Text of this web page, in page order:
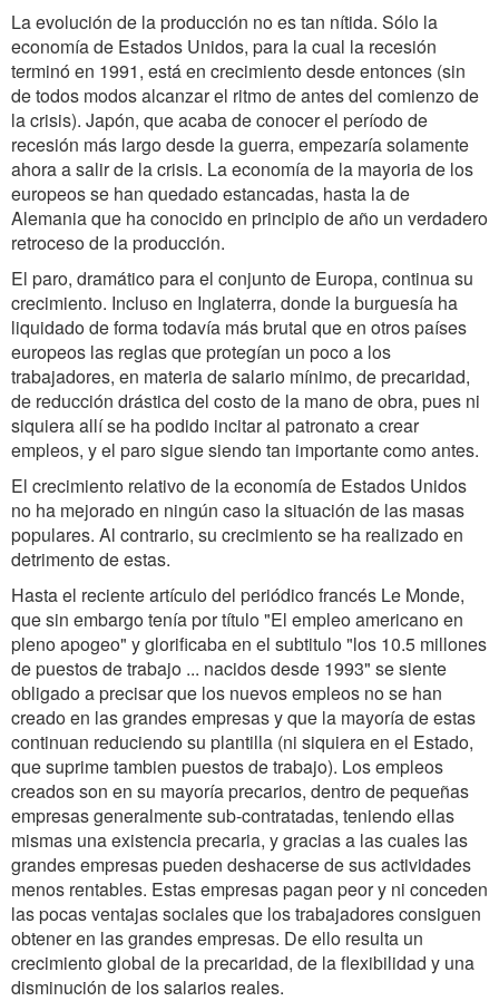
La evolución de la producción no es tan nítida. Sólo la
economía de Estados Unidos, para la cual la recesión
terminó en 1991, está en crecimiento desde entonces (sin
de todos modos alcanzar el ritmo de antes del comienzo de
la crisis). Japón, que acaba de conocer el período de
recesión más largo desde la guerra, empezaría solamente
ahora a salir de la crisis. La economía de la mayoria de los
europeos se han quedado estancadas, hasta la de
Alemania que ha conocido en principio de año un verdadero
retroceso de la producción.
El paro, dramático para el conjunto de Europa, continua su
crecimiento. Incluso en Inglaterra, donde la burguesía ha
liquidado de forma todavía más brutal que en otros países
europeos las reglas que protegían un poco a los
trabajadores, en materia de salario mínimo, de precaridad,
de reducción drástica del costo de la mano de obra, pues ni
siquiera allí se ha podido incitar al patronato a crear
empleos, y el paro sigue siendo tan importante como antes.
El crecimiento relativo de la economía de Estados Unidos
no ha mejorado en ningún caso la situación de las masas
populares. Al contrario, su crecimiento se ha realizado en
detrimento de estas.
Hasta el reciente artículo del periódico francés Le Monde,
que sin embargo tenía por título"El empleo americano en
pleno apogeo" y glorificaba en el subtitulo "los 10.5 millones
de puestos de trabajo ... nacidos desde 1993" se siente
obligado a precisar que los nuevos empleos no se han
creado en las grandes empresas y que la mayoría de estas
continuan reduciendo su plantilla (ni siquiera en el Estado,
que suprime tambien puestos de trabajo). Los empleos
creados son en su mayoría precarios, dentro de pequeñas
empresas generalmente sub-contratadas, teniendo ellas
mismas una existencia precaria, y gracias a las cuales las
grandes empresas pueden deshacerse de sus actividades
menos rentables. Estas empresas pagan peor y ni conceden
las pocas ventajas sociales que los trabajadores consiguen
obtener en las grandes empresas. De ello resulta un
crecimiento global de la precaridad, de la flexibilidad y una
disminución de los salarios reales.